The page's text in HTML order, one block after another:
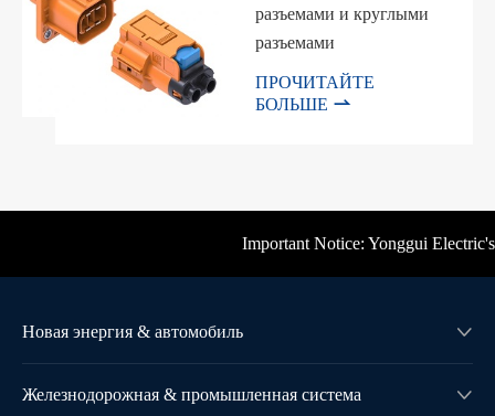
разъемами и круглыми
разъемами
ПРОЧИТАЙТЕ
БОЛЬШЕ 
Important Notice: Yonggui Electric's
Новая энергия & автомобиль 
Железнодорожная & промышленная система 